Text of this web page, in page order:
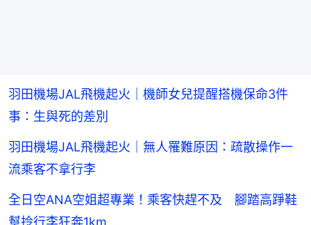
羽田機場JAL飛機起火｜機師女兒提醒搭機保命3件
事：生與死的差別
羽田機場JAL飛機起火｜無人罹難原因：疏散操作一
流乘客不拿行李
全日空ANA空姐超專業！乘客快趕不及 腳踏高踭鞋
幫拎行李狂奔1km